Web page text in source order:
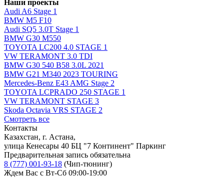
Наши проекты
Audi A6 Stage 1
BMW M5 F10
Audi SQ5 3.0T Stage 1
BMW G30 M550
TOYOTA LC200 4.0 STAGE 1
VW TERAMONT 3.0 TDI
BMW G30 540 B58 3.0L 2021
BMW G21 M340 2023 TOURING
Mercedes-Benz E43 AMG Stage 2
TOYOTA LCPRADO 250 STAGE 1
VW TERAMONT STAGE 3
Skoda Octavia VRS STAGE 2
Смотреть все
Контакты
Казахстан, г. Астана,
улица Кенесары 40 БЦ "7 Континент" Паркинг
Предварительная запись обязательна
8 (777) 001-93-18 (Чип-тюнинг)
Ждем Вас с Вт-Сб 09:00-19:00